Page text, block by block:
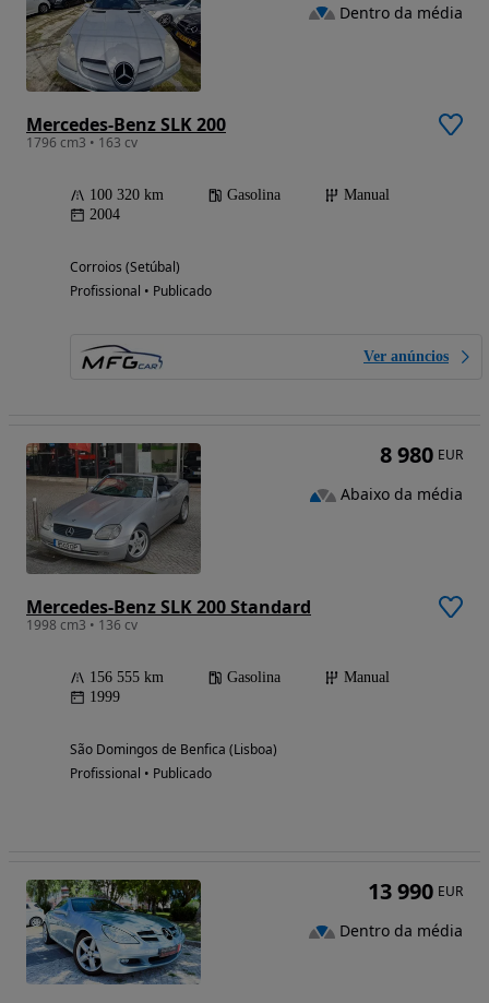
Mercedes-Benz SLK 200
1796 cm3 • 163 cv
100 320 km Gasolina
Manual
2004
Corroios (Setúbal)
Profissional • Publicado
Ver anúncios
Dentro da média
Mercedes-Benz SLK 200 Standard
1998 cm3 • 136 cv
156 555 km Gasolina
Manual
1999
São Domingos de Benfica (Lisboa)
Profissional • Publicado
8 980 EUR
Abaixo da média
13 990 EUR
Dentro da média